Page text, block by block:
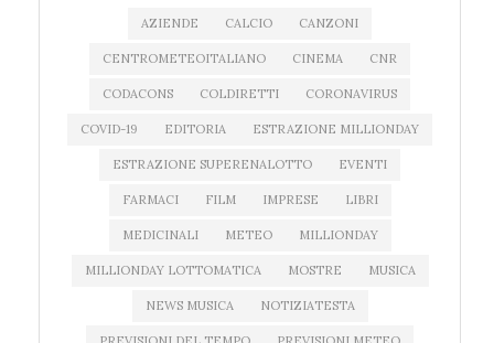
AZIENDE CALCIO CANZONI
CENTROMETEOITALIANO CINEMA CNR
CODACONS COLDIRETTI CORONAVIRUS
COVID-19 EDITORIA ESTRAZIONE MILLIONDAY
ESTRAZIONE SUPERENALOTTO EVENTI
FARMACI FILM IMPRESE LIBRI
MEDICINALI METEO MILLIONDAY
MILLIONDAY LOTTOMATICA MOSTRE MUSICA
NEWS MUSICA NOTIZIATESTA